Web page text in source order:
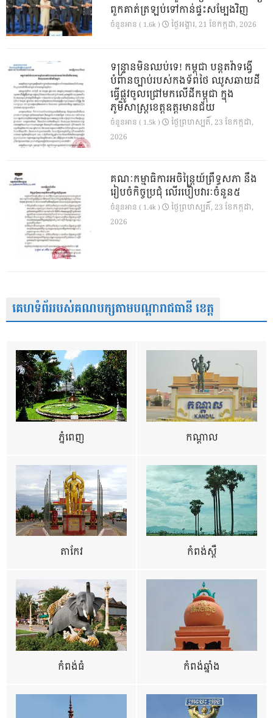
ពួកគាត់ត្រឡប់ទៅកាន់ផ្ទះសម្បែងវិញ
ចំនួនអាន ( 1.6k ) ថ្ងៃ​អង្គារ, 21 ខែ​កក្កដា, 2026
ទន្ទ្រានមិនឈប់ទេ! កម្ពុជា បន្តតវ៉ាទង្វើ
បំពានច្បាប់របស់កងទ័ពថៃ ឈូសឆាយដី
ធ្វើផ្លូវចូលជ្រៅមកលើដីកម្ពុជា ក្នុង
ភូមិសាស្ត្រខេត្តឧត្តរមានជ័យ
ចំនួនអាន ( 1.5k )
ថ្ងៃ​ព្រហស្បតិ៍, 23 ខែ​កក្កដា,
2026
គណៈកម្មាធិការអចិន្ត្រៃយ៍ព្រឹទ្ធសភា នឹង
រៀបចំកិច្ចប្រជុំ លើរបៀបវារៈចំនួន៥
ចំនួនអាន ( 1.4k )
ថ្ងៃ​ព្រហស្បតិ៍, 23 ខែ​កក្កដា,
2026
គេហទំព័ររបស់គណបក្សតាមបណ្តារាជធានី ខេត្ត
ភ្នំពេញ កណ្តាល
តាកែវ កំពង់ស្ពឺ
កំពង់ធំ កំពង់ឆ្នាំង